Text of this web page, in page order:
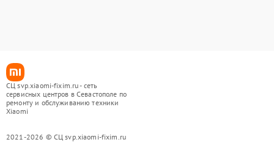
СЦ svp.xiaomi-fixim.ru - сеть
сервисных центров в Севастополе по
ремонту и обслуживанию техники
Xiaomi
2021-2026 © СЦ svp.xiaomi-fixim.ru